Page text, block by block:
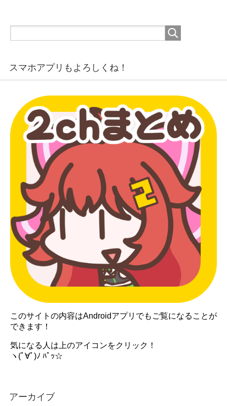
スマホアプリもよろしくね！
このサイトの内容はAndroidアプリでもご覧になることが
できます！
気になる人は上のアイコンをクリック！
ヽ(ﾟ∀ﾟ)ﾉ ﾊﾟｯ☆
アーカイブ